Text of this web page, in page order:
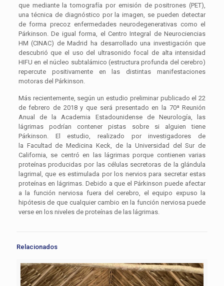
que mediante la tomografía por emisión de positrones (PET),
una técnica de diagnóstico por la imagen, se pueden detectar
de forma precoz enfermedades neurodegenerativas como el
Párkinson. De igual forma, el Centro Integral de Neurociencias
HM (CINAC) de Madrid ha desarrollado una investigación que
descubrió que el uso del ultrasonido focal de alta intensidad
HIFU en el núcleo subtalámico (estructura profunda del cerebro)
repercute positivamente en las distintas manifestaciones
motoras del Párkinson.
Más recientemente, según un estudio preliminar publicado el 22
de febrero de 2018 y que será presentado en la 70ª Reunión
Anual de la Academia Estadounidense de Neurología, las
lágrimas podrían contener pistas sobre si alguien tiene
Párkinson. El estudio, realizado por investigadores de
la Facultad de Medicina Keck, de la Universidad del Sur de
California, se centró en las lágrimas porque contienen varias
proteínas producidas por las células secretoras de la glándula
lagrimal, que es estimulada por los nervios para secretar estas
proteínas en lágrimas. Debido a que el Párkinson puede afectar
a la función nerviosa fuera del cerebro, el equipo expuso la
hipótesis de que cualquier cambio en la función nerviosa puede
verse en los niveles de proteínas de las lágrimas.
Relacionados